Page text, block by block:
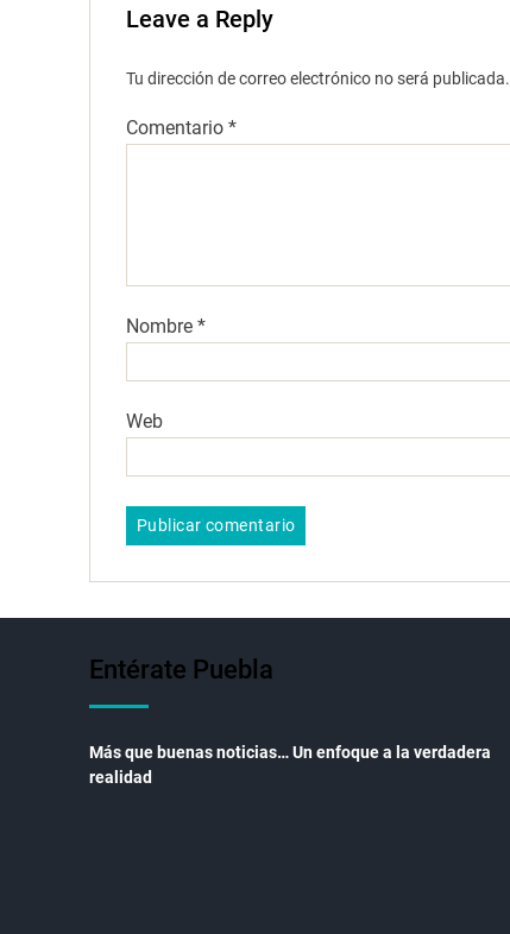
Leave a Reply
Tu dirección de correo electrónico no será publicada.
Comentario *
Nombre *
Web
Entérate Puebla
Más que buenas noticias… Un enfoque a la verdadera
realidad